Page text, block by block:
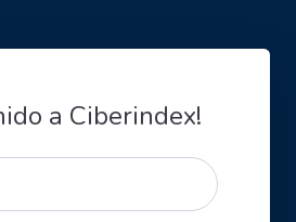
a Ciberindex!